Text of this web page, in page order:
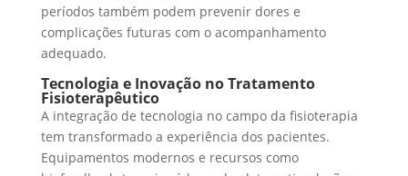
períodos também podem prevenir dores e
complicações futuras com o acompanhamento
adequado.
Tecnologia e Inovação no Tratamento
Fisioterapêutico
A integração de tecnologia no campo da fisioterapia
tem transformado a experiência dos pacientes.
Equipamentos modernos e recursos como